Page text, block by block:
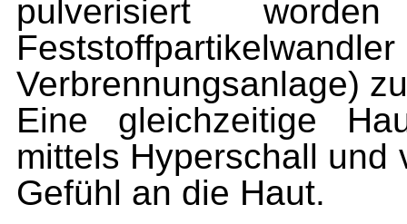
pulverisiert
Verbrennungsanlage)
Eine gleichzeitige
mittels Hyperschall und
Gefühl an die Haut.